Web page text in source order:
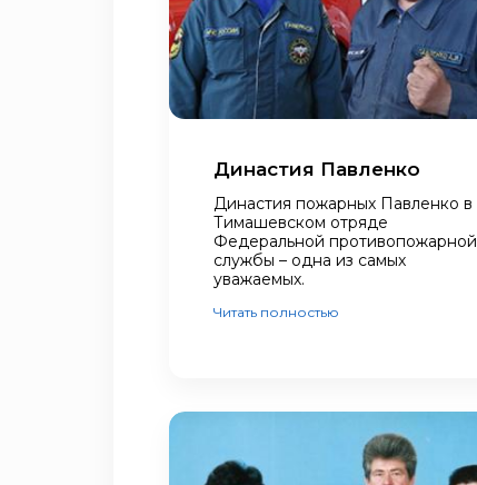
Династия Павленко
Династия пожарных Павленко в
Тимашевском отряде
Федеральной противопожарной
службы – одна из самых
уважаемых.
Читать полностью